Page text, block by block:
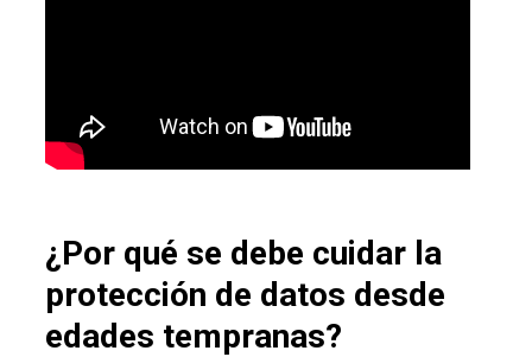
¿Por qué se debe cuidar la
protección de datos desde
edades tempranas?